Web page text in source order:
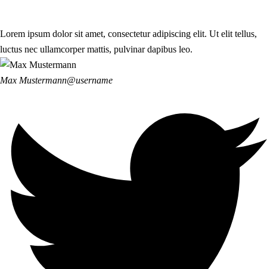
Lorem ipsum dolor sit amet, consectetur adipiscing elit. Ut elit tellus,
luctus nec ullamcorper mattis, pulvinar dapibus leo.
Max Mustermann@username